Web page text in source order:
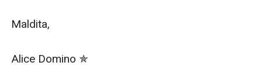
Maldita,
Alice Domino ✯